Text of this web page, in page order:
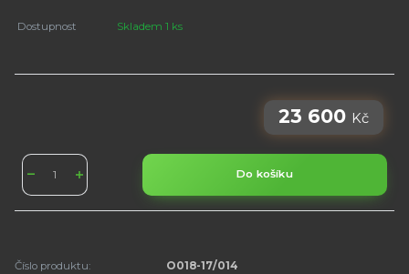
Dostupnost Skladem 1 ks
23 600 Kč
Do košíku
Číslo produktu:
O018-17/014